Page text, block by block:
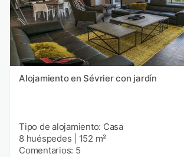
Alojamiento en Sévrier con jardín
Tipo de alojamiento: Casa
8 huéspedes
152 m²
Comentarios: 5